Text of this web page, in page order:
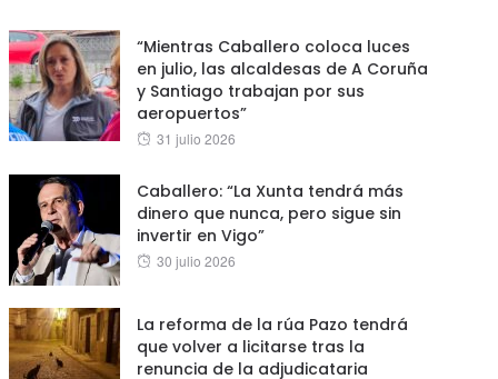
“Mientras Caballero coloca luces
en julio, las alcaldesas de A Coruña
y Santiago trabajan por sus
aeropuertos”
Posted
31 julio 2026
Caballero: “La Xunta tendrá más
dinero que nunca, pero sigue sin
invertir en Vigo”
Posted
30 julio 2026
La reforma de la rúa Pazo tendrá
que volver a licitarse tras la
renuncia de la adjudicataria